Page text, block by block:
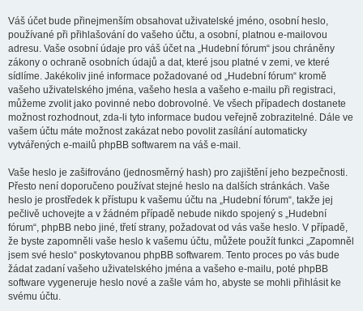
Váš účet bude přinejmenším obsahovat uživatelské jméno, osobní heslo,
používané při přihlašování do vašeho účtu, a osobní, platnou e-mailovou
adresu. Vaše osobní údaje pro váš účet na „Hudební fórum“ jsou chráněny
zákony o ochraně osobních údajů a dat, které jsou platné v zemi, ve které
sídlíme. Jakékoliv jiné informace požadované od „Hudební fórum“ kromě
vašeho uživatelského jména, vašeho hesla a vašeho e-mailu při registraci,
můžeme zvolit jako povinné nebo dobrovolné. Ve všech případech dostanete
možnost rozhodnout, zda-li tyto informace budou veřejně zobrazitelné. Dále ve
vašem účtu máte možnost zakázat nebo povolit zasílání automaticky
vytvářených e-mailů phpBB softwarem na váš e-mail.
Vaše heslo je zašifrováno (jednosměrný hash) pro zajištění jeho bezpečnosti.
Přesto není doporučeno používat stejné heslo na dalších stránkách. Vaše
heslo je prostředek k přístupu k vašemu účtu na „Hudební fórum“, takže jej
pečlivě uchovejte a v žádném případě nebude nikdo spojený s „Hudební
fórum“, phpBB nebo jiné, třetí strany, požadovat od vás vaše heslo. V případě,
že byste zapomněli vaše heslo k vašemu účtu, můžete použít funkci „Zapomněl
jsem své heslo“ poskytovanou phpBB softwarem. Tento proces po vás bude
žádat zadaní vašeho uživatelského jména a vašeho e-mailu, poté phpBB
software vygeneruje heslo nové a zašle vám ho, abyste se mohli přihlásit ke
svému účtu.